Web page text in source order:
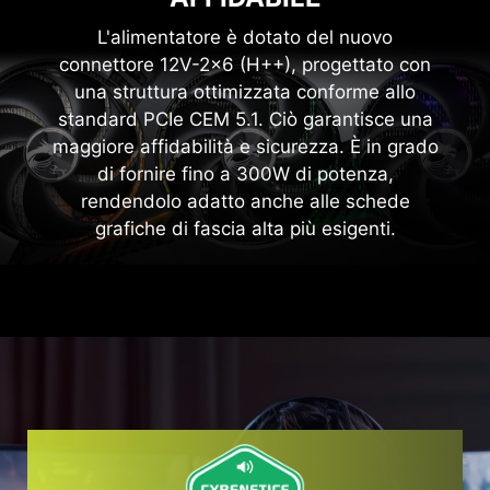
L'alimentatore è dotato del nuovo
connettore 12V-2x6 (H++), progettato con
una struttura ottimizzata conforme allo
standard PCIe CEM 5.1. Ciò garantisce una
maggiore affidabilità e sicurezza. È in grado
di fornire fino a 300W di potenza,
rendendolo adatto anche alle schede
grafiche di fascia alta più esigenti.